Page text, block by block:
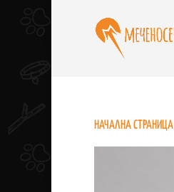
НАЧАЛНА СТРАНИЦА